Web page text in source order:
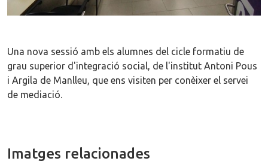
Una nova sessió amb els alumnes del cicle formatiu de
grau superior d'integració social, de l'institut Antoni Pous
i Argila de Manlleu, que ens visiten per conèixer el servei
de mediació.
Imatges relacionades